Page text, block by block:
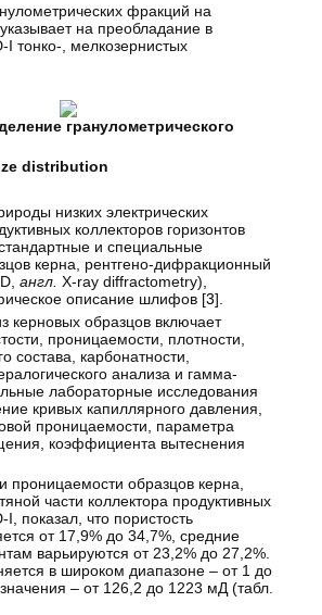
фракций на
на преобладание в
тонко-, мелкозернистых
гранулометрического
distribution
низких электрических
коллекторов горизонтов
и специальные
керна, рентгено-дифракционный
англ. X-ray diffractometry),
описание шлифов [3].
керновых образцов включает
проницаемости, плотности,
состава, карбонатности,
анализа и гамма-
лабораторные исследования
кривых капиллярного давления,
проницаемости, параметра
коэффициента вытеснения
проницаемости образцов керна,
части коллектора продуктивных
показал, что пористость
от 17,9% до 34,7%, средние
варьируются от 23,2% до 27,2%.
в широком диапазоне – от 1 до
– от 126,2 до 1223 мД (табл.